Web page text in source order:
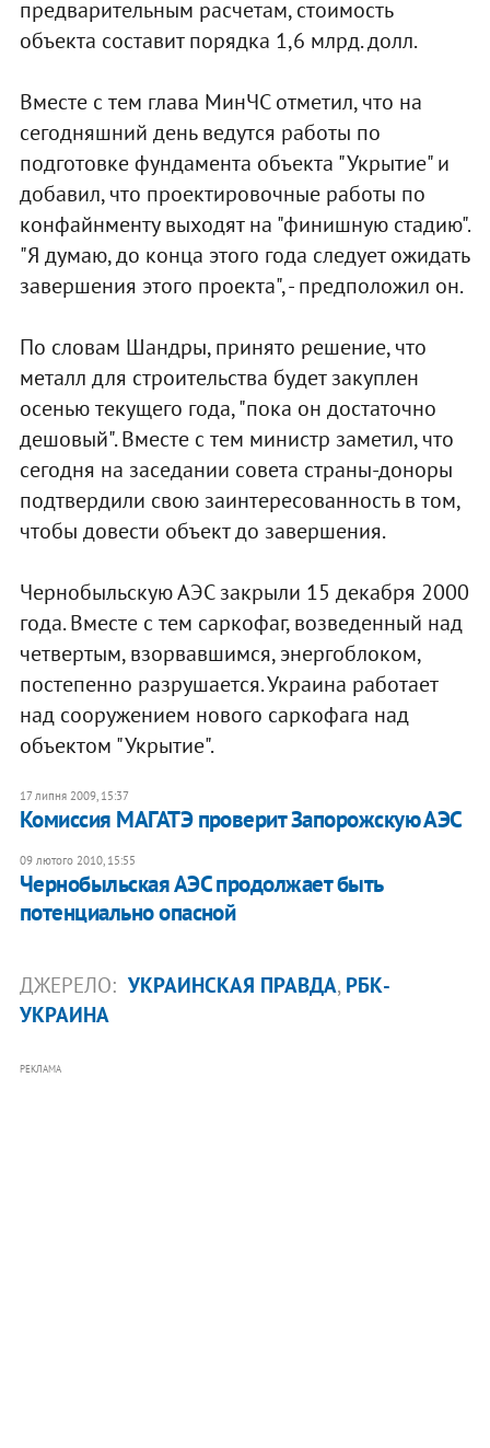
предварительным расчетам, стоимость
объекта составит порядка 1,6 млрд. долл.
Вместе с тем глава МинЧС отметил, что на
сегодняшний день ведутся работы по
подготовке фундамента объекта "Укрытие" и
добавил, что проектировочные работы по
конфайнменту выходят на "финишную стадию".
"Я думаю, до конца этого года следует ожидать
завершения этого проекта", - предположил он.
По словам Шандры, принято решение, что
металл для строительства будет закуплен
осенью текущего года, "пока он достаточно
дешовый". Вместе с тем министр заметил, что
сегодня на заседании совета страны-доноры
подтвердили свою заинтересованность в том,
чтобы довести объект до завершения.
Чернобыльскую АЭС закрыли 15 декабря 2000
года. Вместе с тем саркофаг, возведенный над
четвертым, взорвавшимся, энергоблоком,
постепенно разрушается. Украина работает
над сооружением нового саркофага над
объектом "Укрытие".
17 липня 2009, 15:37
Комиссия МАГАТЭ проверит Запорожскую АЭС
09 лютого 2010, 15:55
Чернобыльская АЭС продолжает быть
потенциально опасной
ДЖЕРЕЛО: УКРАИНСКАЯ ПРАВДА, РБК-
УКРАИНА
РЕКЛАМА